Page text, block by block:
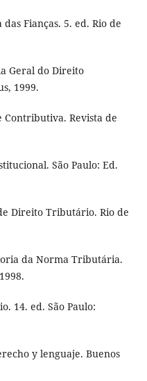
das Fianças. 5. ed. Rio de
Geral do Direito
1999.
Contributiva. Revista de
São Paulo: Ed.
Direito Tributário. Rio de
da Norma Tributária.
14. ed. São Paulo:
y lenguaje. Buenos